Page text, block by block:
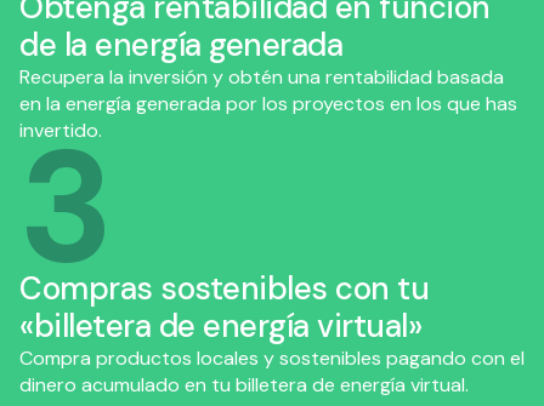
de la energía generada
Recupera la inversión y obtén una rentabilidad basada
en la energía generada por los proyectos en los que has
invertido.
3
Compras sostenibles con tu
«billetera de energía virtual»
Compra productos locales y sostenibles pagando con el
dinero acumulado en tu billetera de energía virtual.